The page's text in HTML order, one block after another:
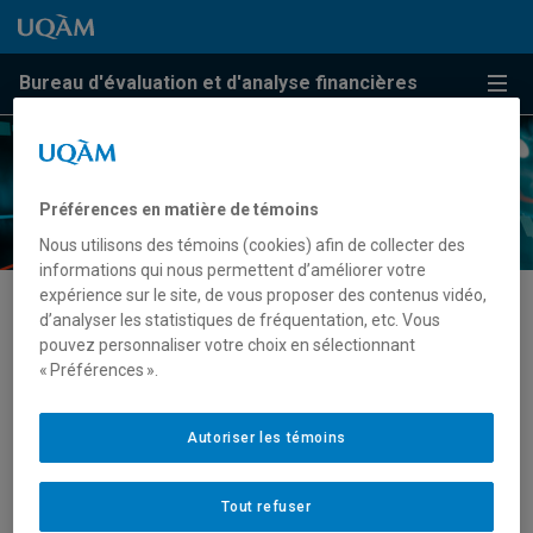
Passer au contenu
Accéder au menu principal
Accéder à la recherche
Passer au contenu
Accéder au menu principal
Bureau d'évaluation et d'analyse financières
Menu
L’élaboration d’hypothèses
budgétaires
Le Bureau, par sa maîtrise des données sur l’activité
académique, peut contribuer au processus d’allocation
des ressources par la production d’hypothèses
Préférences en matière de témoins
Nous utilisons des témoins (cookies) afin de collecter des
informations qui nous permettent d’améliorer votre
expérience sur le site, de vous proposer des contenus vidéo,
d’analyser les statistiques de fréquentation, etc. Vous
pouvez personnaliser votre choix en sélectionnant
« Préférences ».
Tout refuser
Autoriser les témoins